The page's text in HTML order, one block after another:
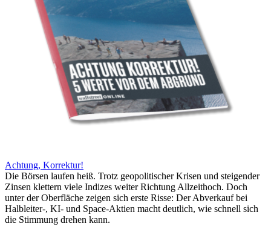
Achtung, Korrektur!
Die Börsen laufen heiß. Trotz geopolitischer Krisen und steigender
Zinsen klettern viele Indizes weiter Richtung Allzeithoch. Doch
unter der Oberfläche zeigen sich erste Risse: Der Abverkauf bei
Halbleiter-, KI- und Space-Aktien macht deutlich, wie schnell sich
die Stimmung drehen kann.